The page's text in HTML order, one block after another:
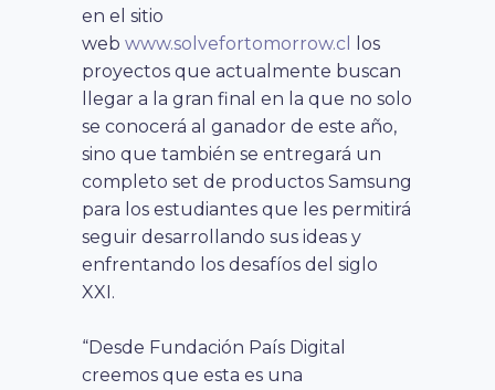
en el sitio
web www.solvefortomorrow.cl
los
proyectos que actualmente buscan
llegar a la gran final en la que no solo
se conocerá al ganador de este año,
sino que también se entregará un
completo set de productos Samsung
para los estudiantes que les permitirá
seguir desarrollando sus ideas y
enfrentando los desafíos del siglo
XXI.
“Desde Fundación País Digital
creemos que esta es una